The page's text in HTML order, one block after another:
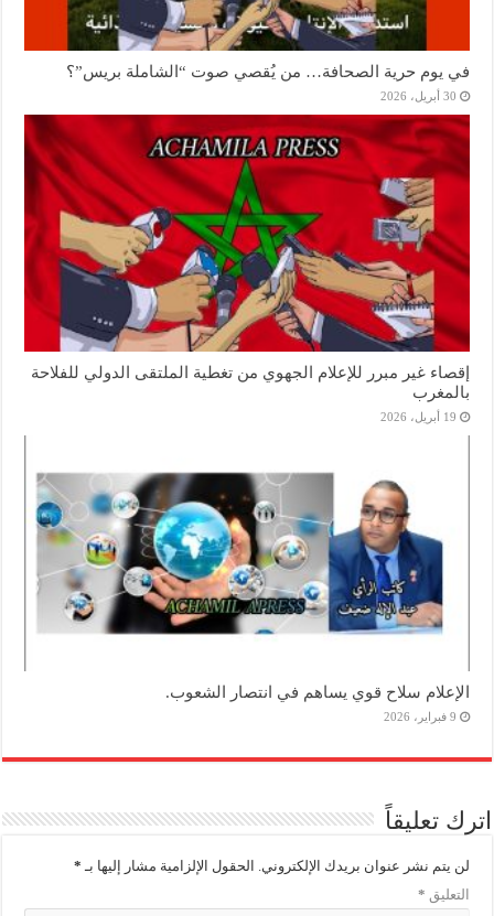
في يوم حرية الصحافة… من يُقصي صوت “الشاملة بريس”؟
30 أبريل، 2026
إقصاء غير مبرر للإعلام الجهوي من تغطية الملتقى الدولي للفلاحة
بالمغرب
19 أبريل، 2026
الإعلام سلاح قوي يساهم في انتصار الشعوب.
9 فبراير، 2026
اترك تعليقاً
لن يتم نشر عنوان بريدك الإلكتروني. الحقول الإلزامية مشار إليها بـ *
التعليق *